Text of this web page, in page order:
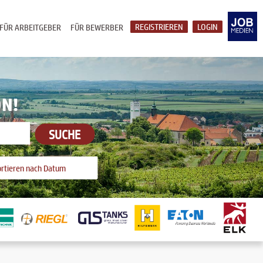
LOGIN
REGISTRIEREN
FÜR BEWERBER
FÜR ARBEITGEBER
SUCHE